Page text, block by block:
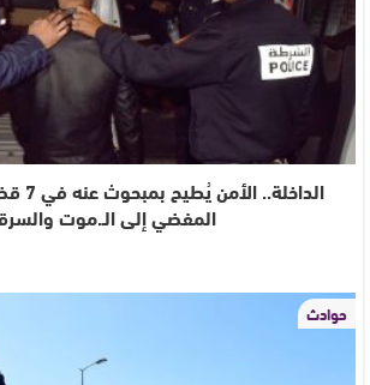
المفضي إلى الـ.موت
حوادث